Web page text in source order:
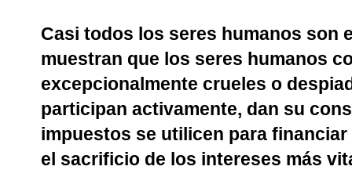
Casi todos los seres humanos son
muestran que los seres humanos
excepcionalmente crueles o
participan activamente, dan su
impuestos se utilicen para
el sacrificio de los intereses más